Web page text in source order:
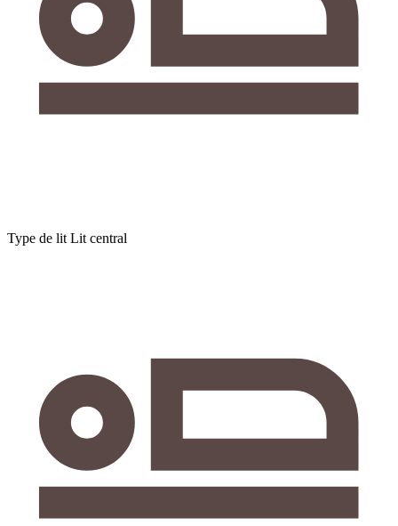
Type de lit Lit central